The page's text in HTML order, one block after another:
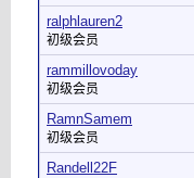
ralphlauren2
初级会员
rammillovoday
初级会员
RamnSamem
初级会员
Randell22F